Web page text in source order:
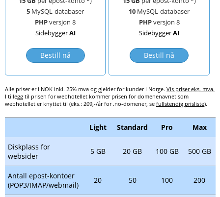
5 MySQL-databaser
PHPversjon 8
SidebyggerAI
Bestill nå
10 MySQL-databaser
PHPversjon 8
SidebyggerAI
Bestill nå
Alle priser er i NOK inkl. 25% mva og gjelder for kunder i Norge. Vis priser eks. mva.
I tillegg til prisen for webhotellet kommer prisen for domenenavnet som
webhotellet er knyttet til (eks.: 209,-/år for .no-domener, se fullstendig prisliste).
Light Standard Pro Max
Diskplass for
websider
5 GB 20 GB 100 GB 500 GB
Antall epost-kontoer
(POP3/IMAP/webmail)
20 50 100 200